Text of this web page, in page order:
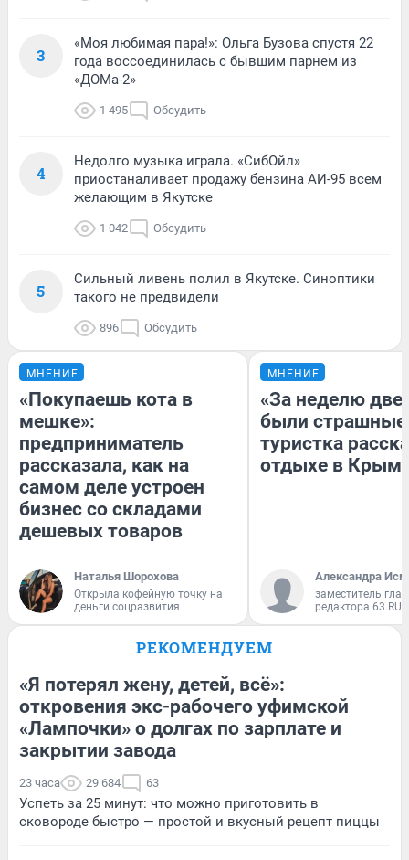
3
«Моя любимая пара!»: Ольга Бузова спустя 22
года воссоединилась с бывшим парнем из
«ДОМа-2»
1 495 Обсудить
4
Недолго музыка играла. «СибОйл»
приостаналивает продажу бензина АИ-95 всем
желающим в Якутске
1 042 Обсудить
5
Сильный ливень полил в Якутске. Синоптики
такого не предвидели
896 Обсудить
МНЕНИЕ
«Покупаешь кота в
мешке»:
предприниматель
рассказала, как на
самом деле устроен
бизнес со складами
дешевых товаров
Наталья Шорохова
Открыла кофейную точку на
деньги соцразвития
МНЕНИЕ
«За неделю две
были
туристка
отдыхе в
Александра
заместитель
редактора 63.RU
РЕКОМЕНДУЕМ
«Я потерял жену, детей, всё»:
откровения экс-рабочего уфимской
«Лампочки» о долгах по зарплате и
закрытии завода
23 часа 29 684 63
Успеть за 25 минут: что можно приготовить в
сковороде быстро — простой и вкусный рецепт пиццы